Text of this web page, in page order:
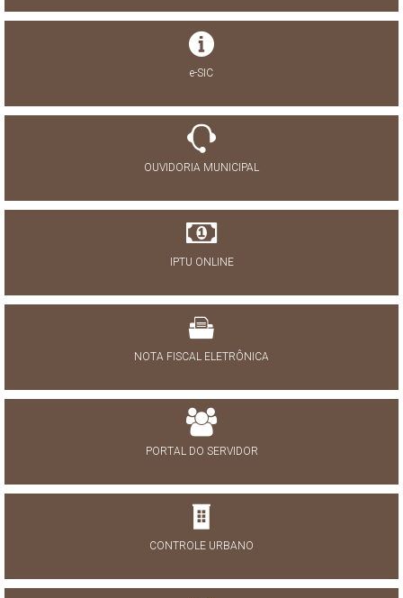
e-SIC
OUVIDORIA MUNICIPAL
IPTU ONLINE
NOTA FISCAL ELETRÔNICA
PORTAL DO SERVIDOR
CONTROLE URBANO